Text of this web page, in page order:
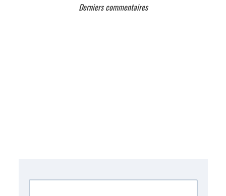
Derniers commentaires